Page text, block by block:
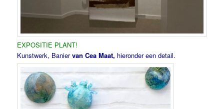
EXPOSITIE PLANT!
Kunstwerk, Baniervan Cea Maat, hieronder een detail.